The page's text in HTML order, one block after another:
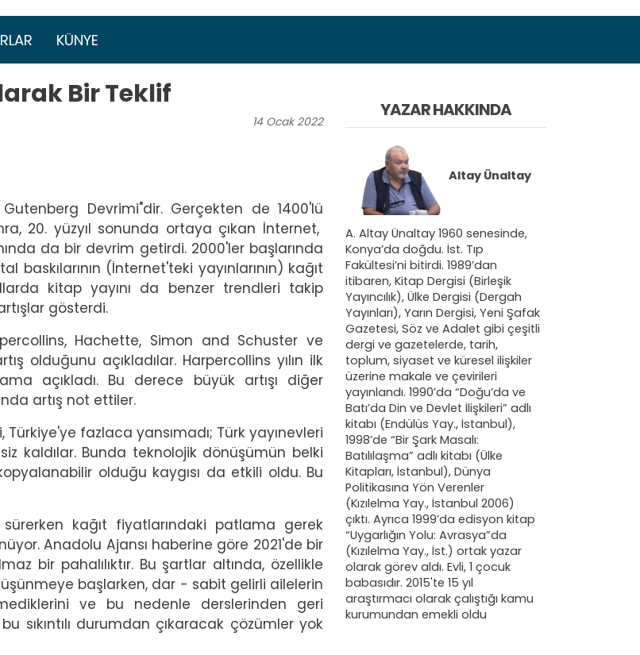
KÜNYE
Bir Teklif
14 Ocak 2022
Devrimi"dir. Gerçekten de 1400'lü
20. yüzyıl sonunda ortaya çıkan İnternet,
da bir devrim getirdi. 2000'ler başlarında
(İnternet'teki yayınlarının) kağıt
kitap yayını da benzer trendleri takip
gösterdi.
Hachette, Simon and Schuster ve
olduğunu açıkladılar. Harpercollins yılın ilk
açıkladı. Bu derece büyük artışı diğer
artış not ettiler.
fazlaca yansımadı; Türk yayınevleri
kaldılar. Bunda teknolojik dönüşümün belki
olduğu kaygısı da etkili oldu. Bu
kağıt fiyatlarındaki patlama gerek
Anadolu Ajansı haberine göre 2021'de bir
bir pahalılıktır. Bu şartlar altında, özellikle
başlarken, dar - sabit gelirli ailelerin
ve bu nedenle derslerinden geri
sıkıntılı durumdan çıkaracak çözümler yok
YAZAR HAKKINDA
Altay Ünaltay
A. Altay Ünaltay 1960 senesinde,
Konya’da doğdu. İst. Tıp
Fakültesi’ni bitirdi. 1989’dan
itibaren, Kitap Dergisi (Birleşik
Yayıncılık), Ülke Dergisi (Dergah
Yayınları), Yarın Dergisi, Yeni Şafak
Gazetesi, Söz ve Adalet gibi çeşitli
dergi ve gazetelerde, tarih,
toplum, siyaset ve küresel ilişkiler
üzerine makale ve çevirileri
yayınlandı. 1990’da “Doğu’da ve
Batı’da Din ve Devlet İlişkileri” adlı
kitabı (Endülüs Yay., İstanbul),
1998’de “Bir Şark Masalı:
Batılılaşma” adlı kitabı (Ülke
Kitapları, İstanbul), Dünya
Politikasına Yön Verenler
(Kızılelma Yay., İstanbul 2006)
çıktı. Ayrıca 1999’da edisyon kitap
“Uygarlığın Yolu: Avrasya”da
(Kızılelma Yay., İst.) ortak yazar
olarak görev aldı. Evli, 1 çocuk
babasıdır. 2015'te 15 yıl
araştırmacı olarak çalıştığı kamu
kurumundan emekli oldu